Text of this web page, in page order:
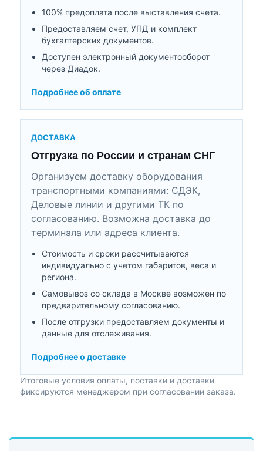
100% предоплата после выставления счета.
Предоставляем счет, УПД и комплект
бухгалтерских документов.
Доступен электронный документооборот
через Диадок.
Подробнее об оплате
ДОСТАВКА
Отгрузка по России и странам СНГ
Организуем доставку оборудования
транспортными компаниями: СДЭК,
Деловые линии и другими ТК по
согласованию. Возможна доставка до
терминала или адреса клиента.
Стоимость и сроки рассчитываются
индивидуально с учетом габаритов, веса и
региона.
Самовывоз со склада в Москве возможен по
предварительному согласованию.
После отгрузки предоставляем документы и
данные для отслеживания.
Подробнее о доставке
Итоговые условия оплаты, поставки и доставки
фиксируются менеджером при согласовании заказа.